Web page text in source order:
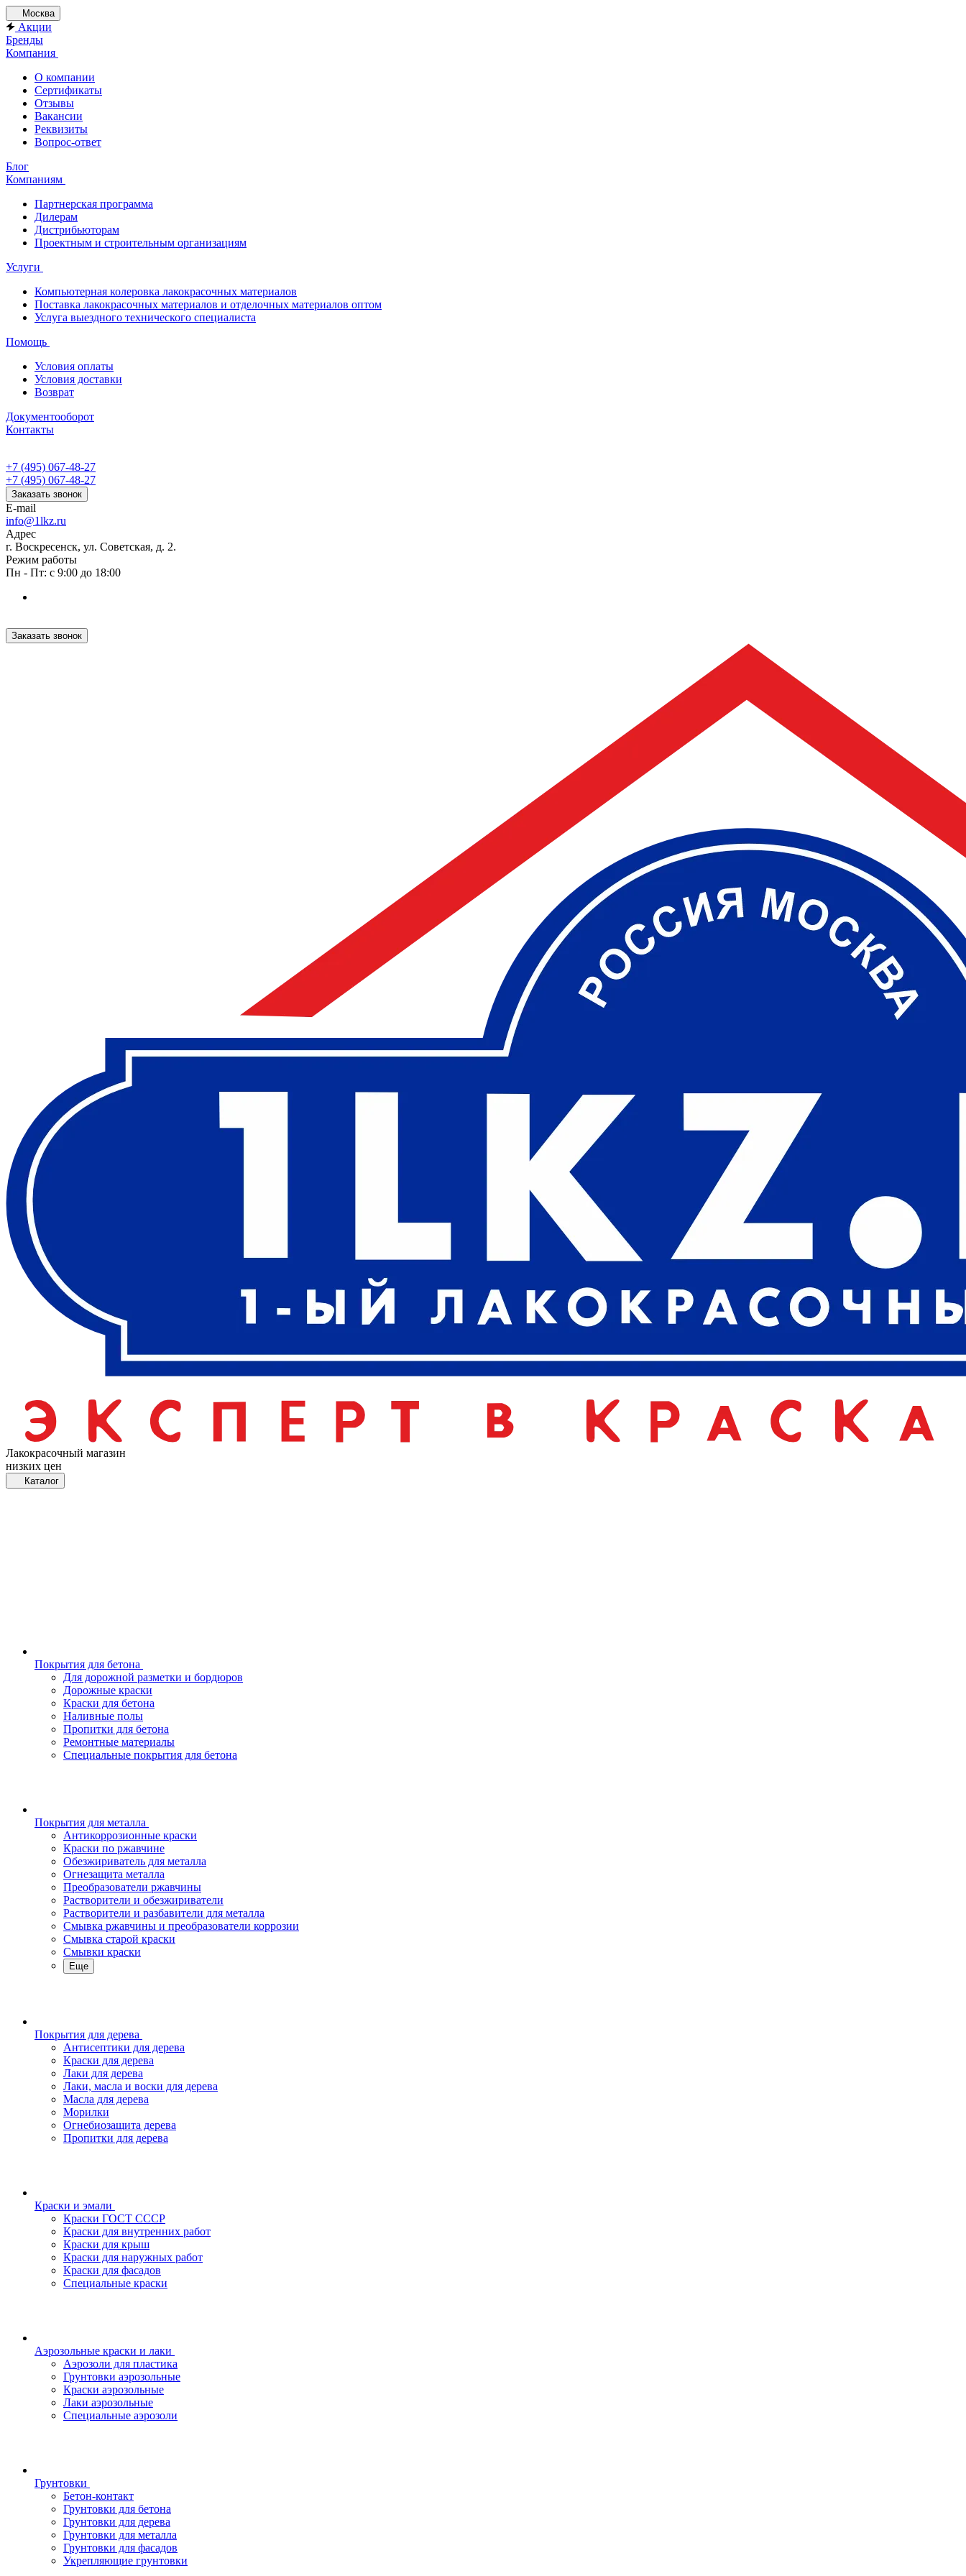
Москва
Акции
Бренды
Компания
О компании
Сертификаты
Отзывы
Вакансии
Реквизиты
Вопрос-ответ
Блог
Компаниям
Партнерская программа
Дилерам
Дистрибьюторам
Проектным и строительным организациям
Услуги
Компьютерная колеровка лакокрасочных материалов
Поставка лакокрасочных материалов и отделочных материалов оптом
Услуга выездного технического специалиста
Помощь
Условия оплаты
Условия доставки
Возврат
Документооборот
Контакты
+7 (495) 067-48-27
+7 (495) 067-48-27
Заказать звонок
E-mail
info@1lkz.ru
Адрес
г. Воскресенск, ул. Советская, д. 2.
Режим работы
Пн - Пт: с 9:00 до 18:00
Заказать звонок
Лакокрасочный магазин
низких цен
Каталог
Покрытия для бетона
Для дорожной разметки и бордюров
Дорожные краски
Краски для бетона
Наливные полы
Пропитки для бетона
Ремонтные материалы
Специальные покрытия для бетона
Покрытия для металла
Антикоррозионные краски
Краски по ржавчине
Обезжириватель для металла
Огнезащита металла
Преобразователи ржавчины
Растворители и обезжириватели
Растворители и разбавители для металла
Смывка ржавчины и преобразователи коррозии
Смывка старой краски
Смывки краски
Еще
Покрытия для дерева
Антисептики для дерева
Краски для дерева
Лаки для дерева
Лаки, масла и воски для дерева
Масла для дерева
Морилки
Огнебиозащита дерева
Пропитки для дерева
Краски и эмали
Краски ГОСТ СССР
Краски для внутренних работ
Краски для крыш
Краски для наружных работ
Краски для фасадов
Специальные краски
Аэрозольные краски и лаки
Аэрозоли для пластика
Грунтовки аэрозольные
Краски аэрозольные
Лаки аэрозольные
Специальные аэрозоли
Грунтовки
Бетон-контакт
Грунтовки для бетона
Грунтовки для дерева
Грунтовки для металла
Грунтовки для фасадов
Укрепляющие грунтовки